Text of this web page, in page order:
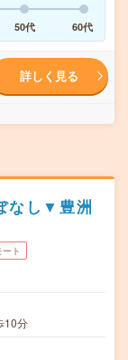
50代 60代
詳しく見る
なし▼豊洲
ート
10分